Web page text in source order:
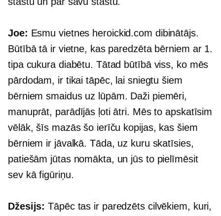
Joe: Esmu vietnes heroickid.com dibinātājs.
Būtībā tā ir vietne, kas paredzēta bērniem ar 1.
tipa cukura diabētu. Tātad būtībā viss, ko mēs
pārdodam, ir tikai tāpēc, lai sniegtu šiem
bērniem smaidus uz lūpām. Daži piemēri,
manuprāt, parādījās ļoti ātri. Mēs to apskatīsim
vēlāk, šīs mazās šo ierīču kopijas, kas šiem
bērniem ir jāvalkā. Tāda, uz kuru skatīsies,
patiešām jūtas nomākta, un jūs to pielīmēsit
sev kā figūriņu.
Džesijs: Tāpēc tas ir paredzēts cilvēkiem, kuri,